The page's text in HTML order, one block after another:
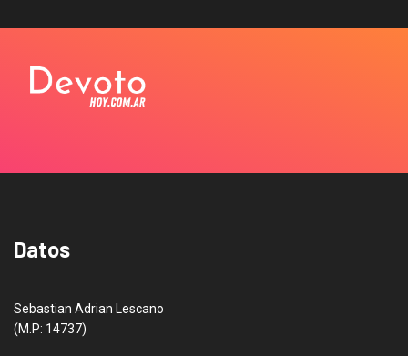
Datos
Sebastian Adrian Lescano
(M.P: 14737)